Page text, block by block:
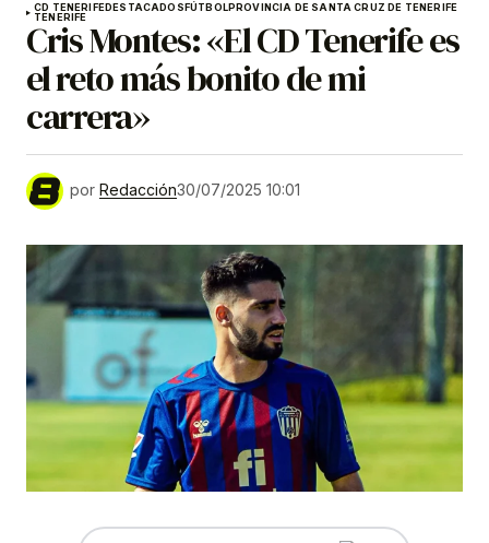
CD TENERIFEDESTACADOS FÚTBOLPROVINCIA DE SANTA CRUZ DE TENERIFE
TENERIFE
Cris Montes: «El CD Tenerife es
el reto más bonito de mi
carrera»
por Redacción30/07/2025 10:01